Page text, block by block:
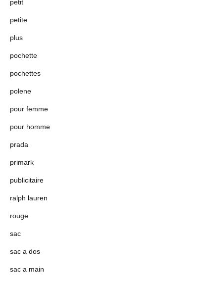
petit
petite
plus
pochette
pochettes
polene
pour femme
pour homme
prada
primark
publicitaire
ralph lauren
rouge
sac
sac a dos
sac a main